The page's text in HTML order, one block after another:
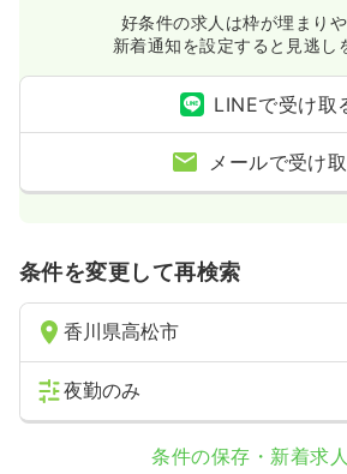
好条件の求人は枠が埋まり
新着通知を設定すると見逃し
LINEで受け取
メールで受け
条件を変更して再検索
香川県高松市
夜勤のみ
条件の保存・新着求